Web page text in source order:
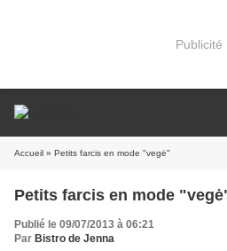
Publicité
Accueil » Petits farcis en mode "vegė"
Petits farcis en mode
Publié le 09/07/2013 à 06:21
Par Bistro de Jenna